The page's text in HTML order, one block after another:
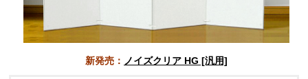
新発売： ノイズクリア HG [汎用]